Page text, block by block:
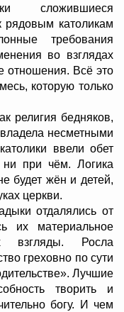
сложившиеся
рядовым католикам
требования
во взглядах
отношения. Всё это
которую только
религия бедняков,
несметными
ввели обет
ни при чём. Логика
будет жён и детей,
церкви.
отдалялись от
их материальное
взгляды. Росла
греховно по сути
Лучшие
творить и
богу. И чем